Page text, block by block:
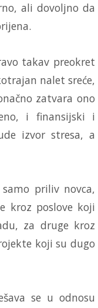
ali dovoljno da
takav preokret
nalet sreće,
zatvara ono
i finansijski i
izvor stresa, a
priliv novca,
kroz poslove koji
za druge kroz
koji su dugo
se u odnosu